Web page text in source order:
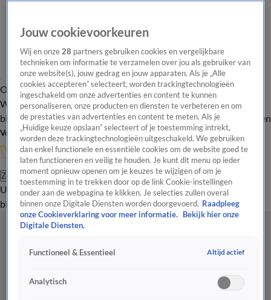
Overzicht Onze programma's Uitzendingen Onze gezichten
In de
WandelgangenInterviewsUitzending
bijwonenPodcastShopVeelgestelde vragenKijkersvraag insturen
Volg Vandaag Inside
Zoeken
UitzendingenVandaag InsideDe OranjezomerShopUitzending
bijwonen
Jouw cookievoorkeuren
Wij en onze28 partners gebruiken cookies en vergelijkbare
technieken om informatie te verzamelen over jou als gebruiker van
onze website(s), jouw gedrag en jouw apparaten. Als je „Alle
cookies accepteren” selecteert, worden trackingtechnologieën
ingeschakeld om onze advertenties en content te kunnen
personaliseren, onze producten en diensten te verbeteren en om
de prestaties van advertenties en content te meten. Als je
„Huidige keuze opslaan” selecteert of je toestemming intrekt,
worden deze trackingtechnologieën uitgeschakeld. We gebruiken
dan enkel functionele en essentiële cookies om de website goed te
laten functioneren en veilig te houden. Je kunt dit menu op ieder
moment opnieuw openen om je keuzes te wijzigen of om je
toestemming in te trekken door op de link Cookie-instellingen
onder aan de webpagina te klikken. Je selecties zullen overal
binnen onze Digitale Diensten worden doorgevoerd. Raadpleeg
onze Cookieverklaring voor meer informatie.
Bekijk hier onze
Digitale Diensten.
Functioneel & Essentieel Altijd actief
Analytisch